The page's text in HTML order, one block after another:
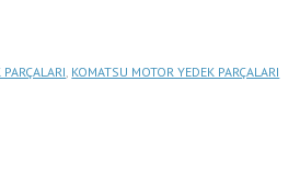
, KOMATSU MOTOR YEDEK PARÇALARI